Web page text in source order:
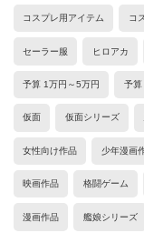
コスプレ用アイテム コ
セーラー服 ヒロアカ
予算 1万円～5万円 予算
仮面 仮面シリーズ
女性向け作品 少年漫画
映画作品 格闘ゲーム
漫画作品 艦娘シリーズ